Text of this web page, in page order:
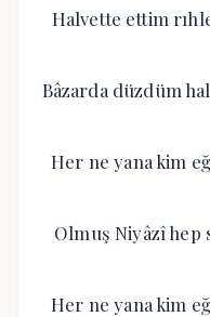
Halvette ettim
Bâzarda düzdüm
Her ne yana kim
Olmuş Niyâzî
Her ne yana kim